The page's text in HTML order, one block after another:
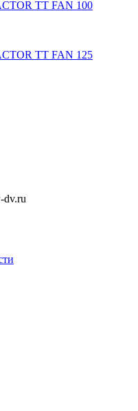
TT FAN 100
TT FAN 125